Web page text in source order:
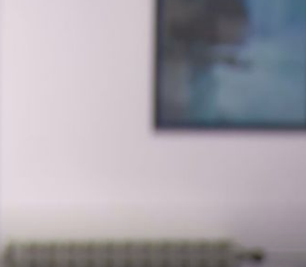
+2
darivateljima COVID potvrde